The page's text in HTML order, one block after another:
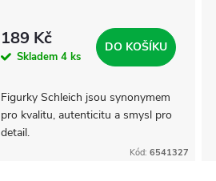
189 Kč
Skladem 4 ks
DO KOŠÍKU
Figurky Schleich jsou synonymem
pro kvalitu, autenticitu a smysl pro
detail.
Kód: 6541327